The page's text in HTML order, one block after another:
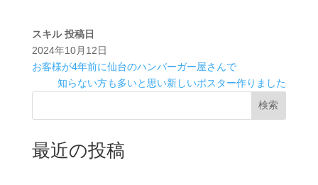
スキル 投稿日
2024年10月12日
お客様が4年前に仙台のハンバーガー屋さんで
知らない方も多いと思い新しいポスター作りました
検索
最近の投稿